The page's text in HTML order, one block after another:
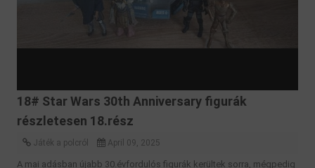
18# Star Wars 30th Anniversary figurák
részletesen 18.rész
Játék a polcról April 09, 2025
A mai adásban újabb 30.évfordulós figurák kerültek sorra, mégpedig